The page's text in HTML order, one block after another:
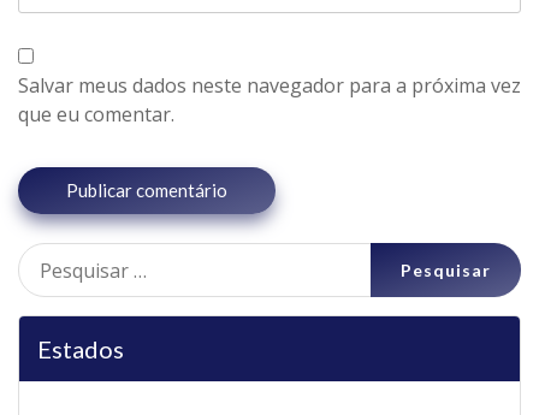
Salvar meus dados neste navegador para a próxima vez
que eu comentar.
Pesquisar
por:
Estados